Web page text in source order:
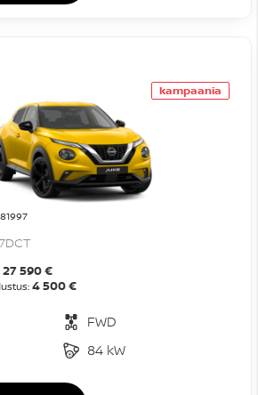
kampaania
27 590 €
4 500 €
FWD
84 kW